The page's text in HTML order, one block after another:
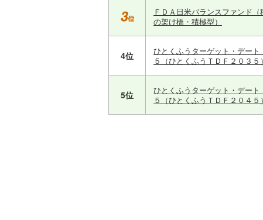
ＦＤＡ日米バランスファンド（
の架け橋・積極型）
4位
ひとくふうターゲット・デート
５（ひとくふうＴＤＦ２０３５）
5位
ひとくふうターゲット・デート
５（ひとくふうＴＤＦ２０４５）